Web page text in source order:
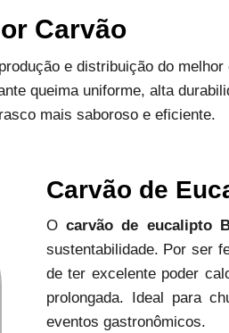
Carvão
e distribuição do
queima uniforme, alta
mais saboroso e eficiente.
Carvão de
O carvão de eucalipto
sustentabilidade. Por ser
de ter excelente poder
prolongada. Ideal para
eventos gastronômicos.